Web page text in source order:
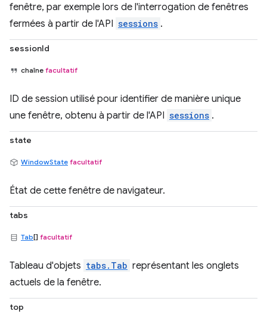
fenêtre, par exemple lors de l'interrogation de fenêtres
fermées à partir de l'API sessions .
sessionId
chaîne facultatif
ID de session utilisé pour identifier de manière unique
une fenêtre, obtenu à partir de l'API sessions .
state
WindowState facultatif
État de cette fenêtre de navigateur.
tabs
Tab[] facultatif
Tableau d'objets tabs.Tab représentant les onglets
actuels de la fenêtre.
top